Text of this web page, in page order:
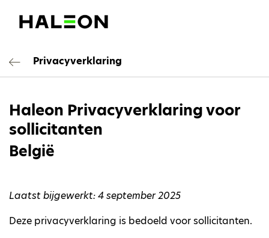
Privacyverklaring
Haleon Privacyverklaring voor
sollicitanten
België
Laatst bijgewerkt: 4 september 2025
Deze privacyverklaring is bedoeld voor sollicitanten.